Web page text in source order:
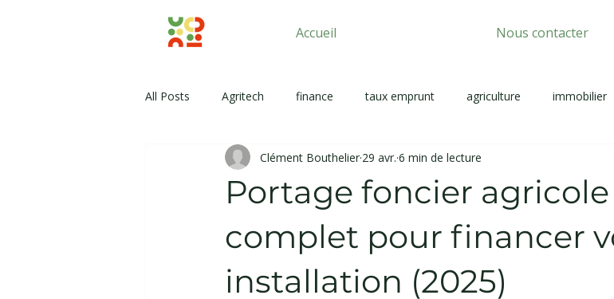
Accueil Nous contacter
All Posts Agritech finance taux emprunt agriculture immobilier
Portage foncier
complet pour financer
installation (2025)
Clément Bouthelier 29 avr. 6 min de lecture